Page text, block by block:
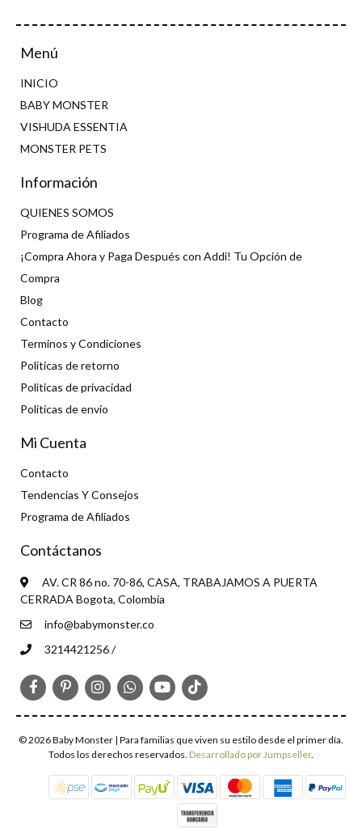
Menú
INICIO
BABY MONSTER
VISHUDA ESSENTIA
MONSTER PETS
Información
QUIENES SOMOS
Programa de Afiliados
¡Compra Ahora y Paga Después con Addi! Tu Opción de
Compra
Blog
Contacto
Terminos y Condiciones
Politicas de retorno
Politicas de privacidad
Políticas de envío
Mi Cuenta
Contacto
Tendencias Y Consejos
Programa de Afiliados
Contáctanos
AV. CR 86 no. 70-86, CASA, TRABAJAMOS A PUERTA
CERRADA Bogota, Colombia
info@babymonster.co
3214421256 /
© 2026 Baby Monster | Para familias que viven su estilo desde el primer día.
Todos los derechos reservados. Desarrollado por Jumpseller.